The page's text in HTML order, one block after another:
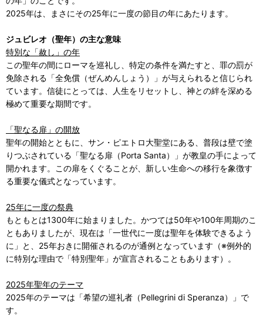
2025年は、まさにその25年に一度の節目の年にあたります。
ジュビレオ（聖年）の主な意味
特別な「赦し」の年
この聖年の間にローマを巡礼し、特定の条件を満たすと、罪の罰が
免除される「全免償（ぜんめんしょう）」が与えられると信じられ
ています。信徒にとっては、人生をリセットし、神との絆を深める
極めて重要な期間です。
「聖なる扉」の開放
聖年の開始とともに、サン・ピエトロ大聖堂にある、普段は壁で塗
りつぶされている「聖なる扉（Porta Santa）」が教皇の手によって
開かれます。この扉をくぐることが、新しい生命への移行を象徴す
る重要な儀式となっています。
25年に一度の祭典
もともとは1300年に始まりました。かつては50年や100年周期のこ
ともありましたが、現在は「一世代に一度は聖年を体験できるよう
に」と、25年おきに開催されるのが通例となっています（※例外的
に特別な理由で「特別聖年」が宣言されることもあります）。
2025年聖年のテーマ
2025年のテーマは「希望の巡礼者（Pellegrini di Speranza）」で
す。